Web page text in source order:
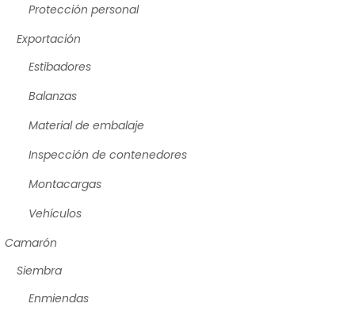
Protección personal
Exportación
Estibadores
Balanzas
Material de embalaje
Inspección de contenedores
Montacargas
Vehículos
Camarón
Siembra
Enmiendas